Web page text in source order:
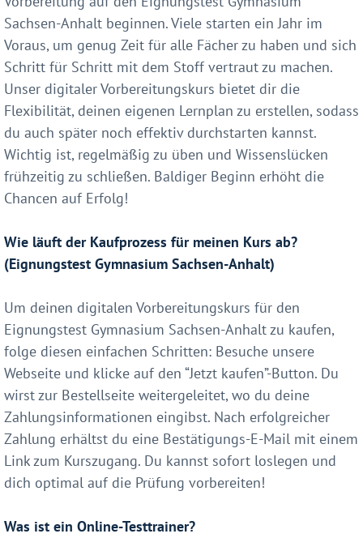
Sachsen-Anhalt beginnen. Viele starten ein Jahr im
Voraus, um genug Zeit für alle Fächer zu haben und sich
Schritt für Schritt mit dem Stoff vertraut zu machen.
Unser digitaler Vorbereitungskurs bietet dir die
Flexibilität, deinen eigenen Lernplan zu erstellen, sodass
du auch später noch effektiv durchstarten kannst.
Wichtig ist, regelmäßig zu üben und Wissenslücken
frühzeitig zu schließen. Baldiger Beginn erhöht die
Chancen auf Erfolg!
Wie läuft der Kaufprozess für meinen Kurs ab?
(Eignungstest Gymnasium Sachsen-Anhalt)
Um deinen digitalen Vorbereitungskurs für den
Eignungstest Gymnasium Sachsen-Anhalt zu kaufen,
folge diesen einfachen Schritten: Besuche unsere
Webseite und klicke auf den “Jetzt kaufen”-Button. Du
wirst zur Bestellseite weitergeleitet, wo du deine
Zahlungsinformationen eingibst. Nach erfolgreicher
Zahlung erhältst du eine Bestätigungs-E-Mail mit einem
Link zum Kurszugang. Du kannst sofort loslegen und
dich optimal auf die Prüfung vorbereiten!
Was ist ein Online-Testtrainer?